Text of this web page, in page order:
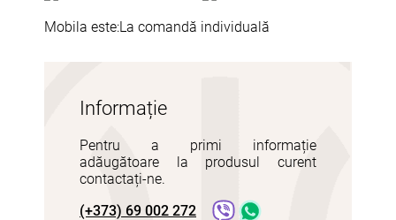
Mobila este:La comandă individuală
Informație
Pentru a primi informație
adăugătoare la produsul curent
contactați-ne.
(+373) 69 002 272